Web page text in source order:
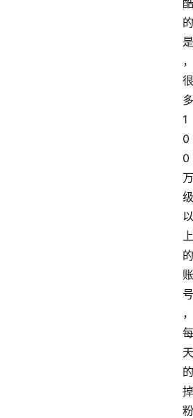
酷
的
是
，
很
多
1
0
0
万
级
以
上
的
账
号
，
每
天
的
掉
粉